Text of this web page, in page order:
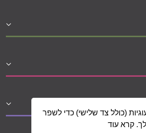
(כולל צד שלישי) כדי לשפר
קרא עוד